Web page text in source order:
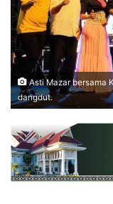
Asti Mazar bersama
dangdut.